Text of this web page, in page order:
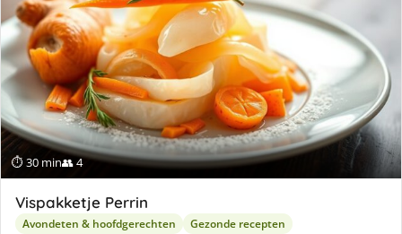
⏱ 30 min👥 4
Vispakketje Perrin
Avondeten & hoofdgerechten Gezonde recepten